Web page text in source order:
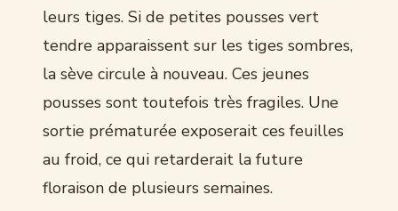
leurs tiges. Si de petites pousses vert
tendre apparaissent sur les tiges sombres,
la sève circule à nouveau. Ces jeunes
pousses sont toutefois très fragiles. Une
sortie prématurée exposerait ces feuilles
au froid, ce qui retarderait la future
floraison de plusieurs semaines.